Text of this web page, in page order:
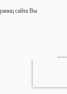
сайта Вы